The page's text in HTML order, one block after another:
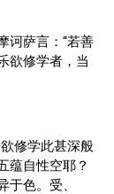
诃萨言：“若善
欲修学者，当
修学此甚深般
蕴自性空耶？
色。受、